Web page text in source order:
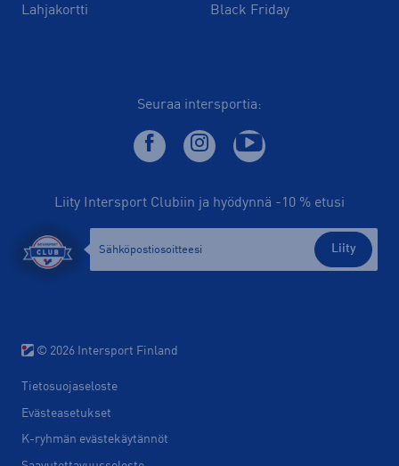
Lahjakortti
Black Friday
Seuraa intersportia:
Liity Intersport Clubiin ja hyödynnä -10 % etusi
Liity
© 2026 Intersport Finland
Tietosuojaseloste
Evästeasetukset
K-ryhmän evästekäytännöt